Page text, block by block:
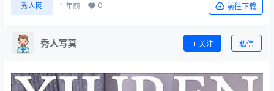
秀人网 1 年前 0 前往下载
秀人写真 关注 私信